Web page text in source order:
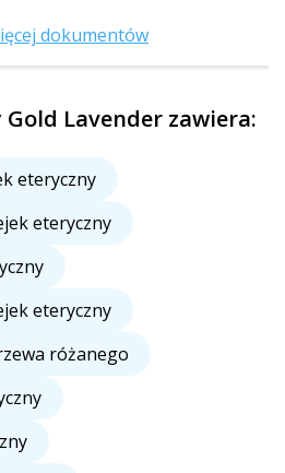
dokumentów
Lavender zawiera:
eteryczny
eteryczny
eteryczny
różanego